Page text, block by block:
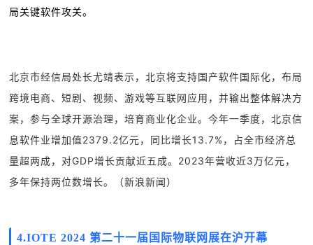
局关键软件攻关。
北京市经信局处长尤靖表示，北京将支持国产软件国际化，布局
跨境电商、短剧、视频、游戏等互联网应用，并输出整体解决方
案，参与全球开源治理，培育商业化企业。今年一季度，北京信
息软件业增加值2379.2亿元，同比增长13.7%，占全市经济总
量超两成，对GDP增长贡献近五成。2023年营收近3万亿元，
多年保持两位数增长。（新浪新闻）
4.IOTE 2024 第二十一届国际物联网展在沪开幕